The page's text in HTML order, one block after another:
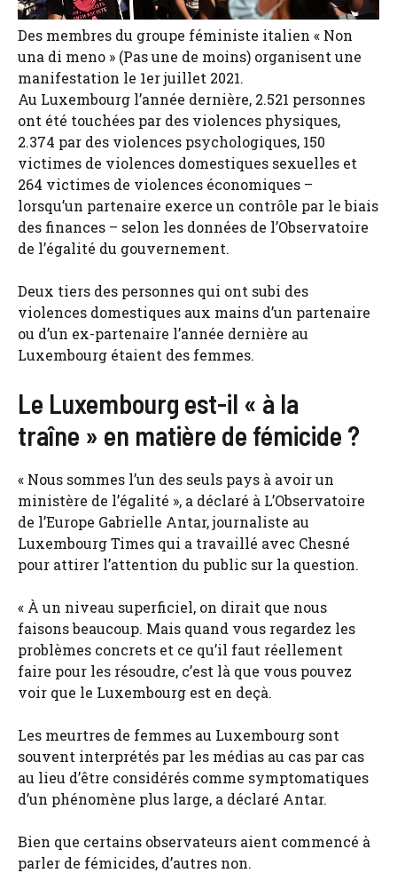
Des membres du groupe féministe italien « Non
una di meno » (Pas une de moins) organisent une
manifestation le 1er juillet 2021.
Au Luxembourg l’année dernière, 2.521 personnes
ont été touchées par des violences physiques,
2.374 par des violences psychologiques, 150
victimes de violences domestiques sexuelles et
264 victimes de violences économiques –
lorsqu’un partenaire exerce un contrôle par le biais
des finances – selon les données de l’Observatoire
de l’égalité du gouvernement.
Deux tiers des personnes qui ont subi des
violences domestiques aux mains d’un partenaire
ou d’un ex-partenaire l’année dernière au
Luxembourg étaient des femmes.
Le Luxembourg est-il « à la
traîne » en matière de fémicide ?
« Nous sommes l’un des seuls pays à avoir un
ministère de l’égalité », a déclaré à L’Observatoire
de l’Europe Gabrielle Antar, journaliste au
Luxembourg Times qui a travaillé avec Chesné
pour attirer l’attention du public sur la question.
« À un niveau superficiel, on dirait que nous
faisons beaucoup. Mais quand vous regardez les
problèmes concrets et ce qu’il faut réellement
faire pour les résoudre, c’est là que vous pouvez
voir que le Luxembourg est en deçà.
Les meurtres de femmes au Luxembourg sont
souvent interprétés par les médias au cas par cas
au lieu d’être considérés comme symptomatiques
d’un phénomène plus large, a déclaré Antar.
Bien que certains observateurs aient commencé à
parler de fémicides, d’autres non.